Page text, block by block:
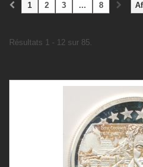
1 2 3 ... 8
Résultats 1 - 12 sur 85.